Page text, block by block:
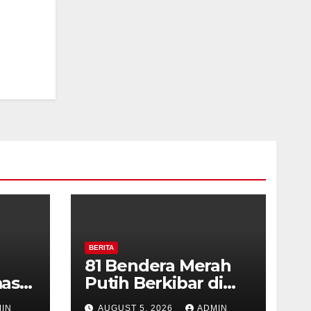
BERITA
81 Bendera Merah
Putih Berkibar di
MIN 3 Semarang,
AUGUST 5, 2026 ADMIN